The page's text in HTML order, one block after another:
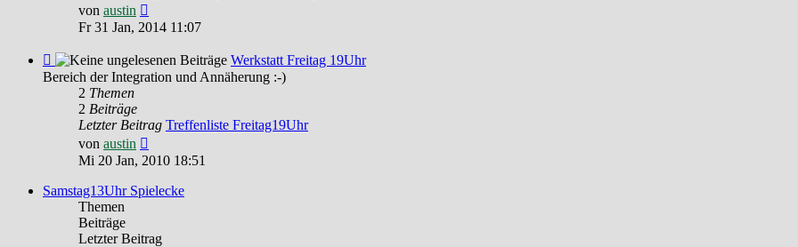
von austin
Beitrag
Fr 31 Jan, 2014 11:07
Feed
-
Werkstatt
Freitag
19Uhr
Werkstatt Freitag 19Uhr
Bereich der Integration und Annäherung :-)
2 Themen
2 Beiträge
Letzter Beitrag Treffenliste Freitag19Uhr
von austin
Beitrag
Mi 20 Jan, 2010 18:51
Samstag13Uhr Spielecke
Themen
Beiträge
Letzter Beitrag